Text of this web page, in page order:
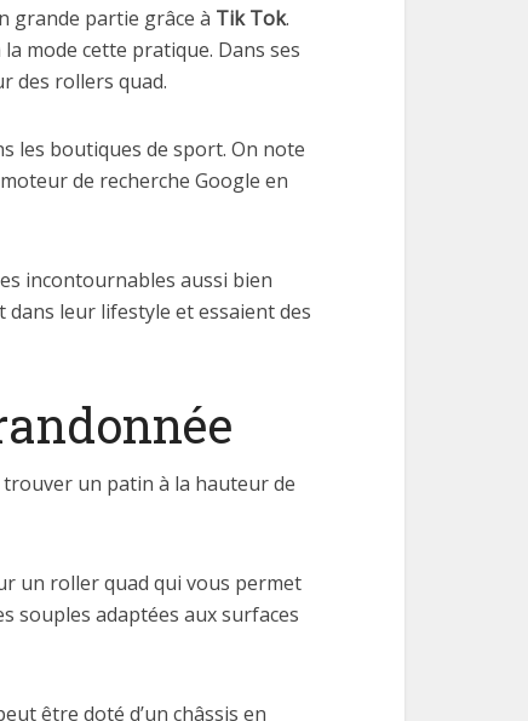
grande partie grâce à Tik Tok.
mode cette pratique. Dans ses
des rollers quad.
les boutiques de sport. On note
de recherche Google en
incontournables aussi bien
dans leur lifestyle et essaient des
un patin à la hauteur de
un roller quad qui vous permet
souples adaptées aux surfaces
être doté d’un châssis en